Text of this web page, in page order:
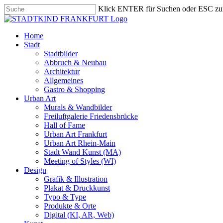
Skip
to
content
Klick ENTER für Suchen oder ESC
Close
search
Menu
Home
Stadt
Stadtbilder
Abbruch & Neubau
Architektur
Allgemeines
Gastro & Shopping
Urban Art
Murals & Wandbilder
Freiluftgalerie Friedensbrücke
Hall of Fame
Urban Art Frankfurt
Urban Art Rhein-Main
Stadt Wand Kunst (MA)
Meeting of Styles (WI)
Design
Grafik & Illustration
Plakat & Druckkunst
Typo & Type
Produkte & Orte
Digital (KI, AR, Web)